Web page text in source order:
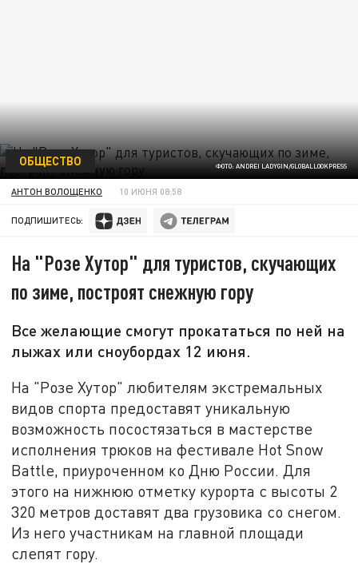
ФОТО: ANDREI LADYGIN/GLOBALLOOKPRESS
ОБЩЕСТВО
АНТОН ВОЛОЩЕНКО 10 ИЮНЯ 08:58
ПОДПИШИТЕСЬ:
На "Розе Хутор" для туристов, скучающих
по зиме, построят снежную гору
Все желающие смогут прокататься по ней на
лыжах или сноубордах 12 июня.
На "Розе Хутор" любителям экстремальных
видов спорта предоставят уникальную
возможность посостязаться в мастерстве
исполнения трюков на фестивале Hot Snow
Battle, приуроченном ко Дню России. Для
этого на нижнюю отметку курорта с высоты 2
320 метров доставят два грузовика со снегом.
Из него участникам на главной площади
слепят гору.